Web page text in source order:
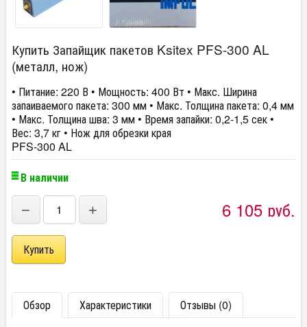
Купить Запайщик пакетов Ksitex PFS-300 AL
(металл, нож)
• Питание: 220 В • Мощность: 400 Вт • Макс. Ширина
запаиваемого пакета: 300 мм • Макс. Толщина пакета: 0,4 мм
• Макс. Толщина шва: 3 мм • Время запайки: 0,2-1,5 сек •
Вес: 3,7 кг • Нож для обрезки края
PFS-300 AL
В наличии
− + 6 105 руб.
Обзор Характеристики
Отзывы (0)